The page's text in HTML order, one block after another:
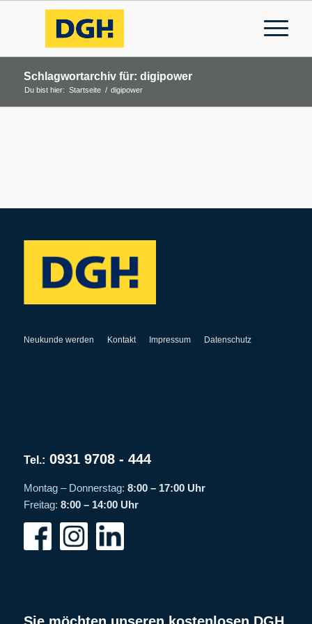
Schlagwortarchiv für: digipower
Du bist hier: Startseite / digipower
Neukunde werden Kontakt Impressum Datenschutz
Tel.: 0931 9708 - 444
Montag – Donnerstag: 8:00 – 17:00 Uhr
Freitag: 8:00 – 14:00 Uhr